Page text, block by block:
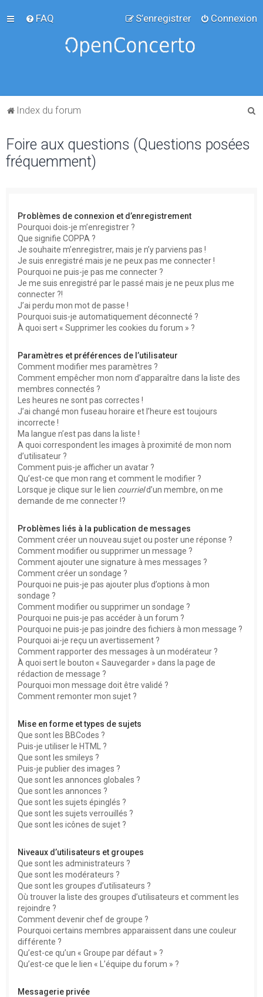
FAQ Connexion
S’enregistrer
Index du forum
Foire aux questions (Questions posées
fréquemment)
Problèmes de connexion et d’enregistrement
Pourquoi dois-je m’enregistrer ?
Que signifie COPPA ?
Je souhaite m’enregistrer, mais je n’y parviens pas !
Je suis enregistré mais je ne peux pas me connecter !
Pourquoi ne puis-je pas me connecter ?
Je me suis enregistré par le passé mais je ne peux plus me
connecter ?!
J’ai perdu mon mot de passe !
Pourquoi suis-je automatiquement déconnecté ?
À quoi sert « Supprimer les cookies du forum » ?
Paramètres et préférences de l’utilisateur
Comment modifier mes paramètres ?
Comment empêcher mon nom d’apparaître dans la liste des
membres connectés ?
Les heures ne sont pas correctes !
J’ai changé mon fuseau horaire et l’heure est toujours
incorrecte !
Ma langue n’est pas dans la liste !
A quoi correspondent les images à proximité de mon nom
d’utilisateur ?
Comment puis-je afficher un avatar ?
Qu’est-ce que mon rang et comment le modifier ?
Lorsque je clique sur le lien courrield’un membre, on me
demande de me connecter !?
Problèmes liés à la publication de messages
Comment créer un nouveau sujet ou poster une réponse ?
Comment modifier ou supprimer un message ?
Comment ajouter une signature à mes messages ?
Comment créer un sondage ?
Pourquoi ne puis-je pas ajouter plus d’options à mon
sondage ?
Comment modifier ou supprimer un sondage ?
Pourquoi ne puis-je pas accéder à un forum ?
Pourquoi ne puis-je pas joindre des fichiers à mon message ?
Pourquoi ai-je reçu un avertissement ?
Comment rapporter des messages à un modérateur ?
À quoi sert le bouton « Sauvegarder » dans la page de
rédaction de message ?
Pourquoi mon message doit être validé ?
Comment remonter mon sujet ?
Mise en forme et types de sujets
Que sont les BBCodes ?
Puis-je utiliser le HTML ?
Que sont les smileys ?
Puis-je publier des images ?
Que sont les annonces globales ?
Que sont les annonces ?
Que sont les sujets épinglés ?
Que sont les sujets verrouillés ?
Que sont les icônes de sujet ?
Niveaux d’utilisateurs et groupes
Que sont les administrateurs ?
Que sont les modérateurs ?
Que sont les groupes d’utilisateurs ?
Où trouver la liste des groupes d’utilisateurs et comment les
rejoindre ?
Comment devenir chef de groupe ?
Pourquoi certains membres apparaissent dans une couleur
différente ?
Qu’est-ce qu’un « Groupe par défaut » ?
Qu’est-ce que le lien « L’équipe du forum » ?
Messagerie privée